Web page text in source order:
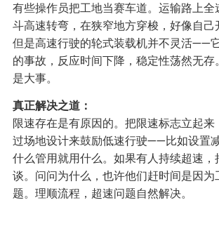
有些操作员把工地当赛车道。运输路上全
斗高速转弯，在狭窄地方穿梭，好像自己
但是高速行驶的轮式装载机并不灵活——
的事故，反应时间下降，稳定性荡然无存
是大事。
真正解决之道：
限速存在是有原因的。把限速标志立起来
过场地设计来鼓励低速行驶——比如设置
什么管用就用什么。如果有人持续超速，
谈。问问为什么，也许他们赶时间是因为
题。理顺流程，超速问题自然解决。